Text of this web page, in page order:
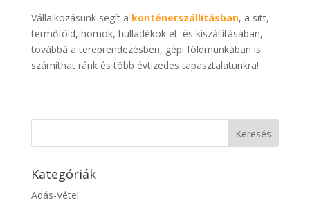
Vállalkozásunk segít a konténerszállításban, a sitt,
termőföld, homok, hulladékok el- és kiszállításában,
továbbá a tereprendezésben, gépi földmunkában is
számíthat ránk és több évtizedes tapasztalatunkra!
Kategóriák
Adás-Vétel